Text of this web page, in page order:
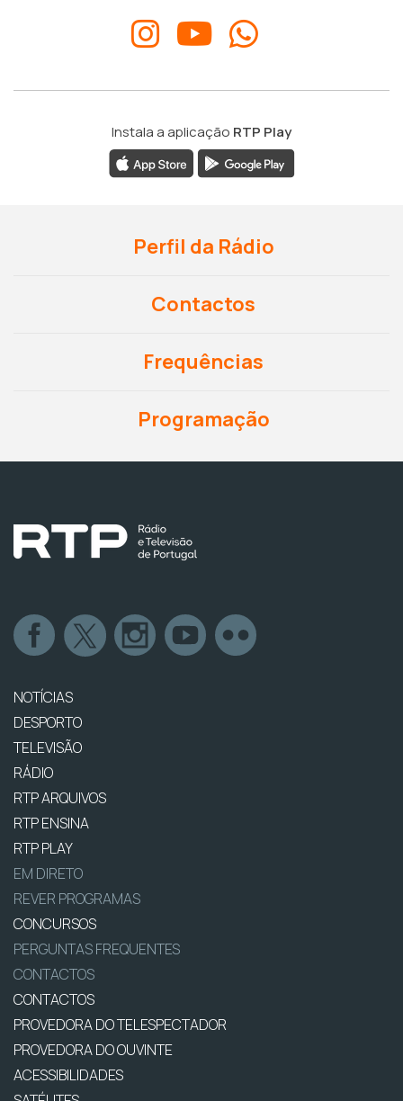
Instala a aplicação RTP Play
Perfil da Rádio
Contactos
Frequências
Programação
NOTÍCIAS
DESPORTO
TELEVISÃO
RÁDIO
RTP ARQUIVOS
RTP ENSINA
RTP PLAY
EM DIRETO
REVER PROGRAMAS
CONCURSOS
PERGUNTAS FREQUENTES
CONTACTOS
CONTACTOS
PROVEDORA DO TELESPECTADOR
PROVEDORA DO OUVINTE
ACESSIBILIDADES